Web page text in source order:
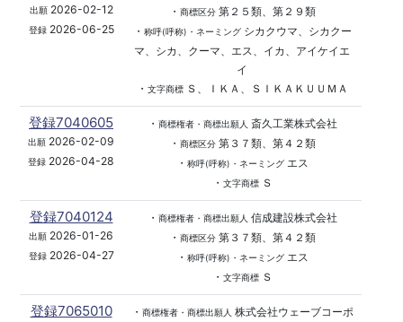
出願2026-02-12
登録2026-06-25
・ 商標区分第２５類、第２９類
・ 称呼(呼称)・ネーミングシカクウマ、シカクー
マ、シカ、クーマ、エス、イカ、アイケイエ
イ
・ 文字商標Ｓ、ＩＫＡ、ＳＩＫＡＫＵＵＭＡ
登録7040605
出願 2026-02-09
登録 2026-04-28
・ 商標権者・商標出願人 斎久工業株式会社
・ 商標区分第３７類、第４２類
・ 称呼(呼称)・ネーミングエス
・ 文字商標Ｓ
登録7040124
出願 2026-01-26
登録2026-04-27
・ 商標権者・商標出願人 信成建設株式会社
・ 商標区分第３７類、第４２類
・ 称呼(呼称)・ネーミングエス
・ 文字商標Ｓ
登録7065010 ・ 商標権者・商標出願人 株式会社ウェーブコーポ